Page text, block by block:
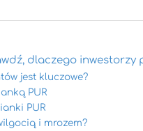
dlaczego
jest kluczowe?
PUR
PUR
i mrozem?